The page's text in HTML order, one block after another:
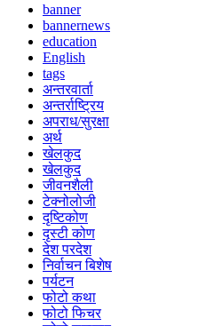
banner
bannernews
education
English
tags
अन्तरवार्ता
अन्तर्राष्ट्रिय
अपराध/सुरक्षा
अर्थ
खेलकुद
खेलकुद
जीवनशैली
टेक्नोलोजी
दृष्टिकोण
दृस्टी कोण
देश परदेश
निर्वाचन बिशेष
पर्यटन
फोटो कथा
फोटो फिचर